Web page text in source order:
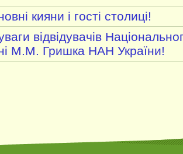
кияни і гості столиці!
відвідувачів
М.М. Гришка НАН України!